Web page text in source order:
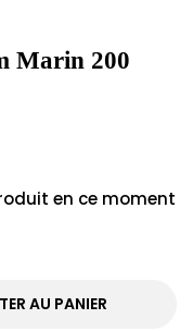
Marin 200
en ce moment
AU PANIER